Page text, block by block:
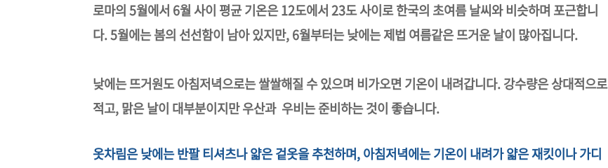
로마의 5월에서 6월 사이 평균 기온은 12도에서 23도 사이로 한국의 초여름 날씨와 비슷하며 포근합니
다. 5월에는 봄의 선선함이 남아 있지만, 6월부터는 낮에는 제법 여름같은 뜨거운 날이 많아집니다.
낮에는 뜨거원도 아침저녁으로는 쌀쌀해질 수 있으며 비가오면 기온이 내려갑니다. 강수량은 상대적으로
적고, 맑은 날이 대부분이지만 우산과 우비는 준비하는 것이 좋습니다.
옷차림은 낮에는 반팔 티셔츠나 얇은 겉옷을 추천하며, 아침저녁에는 기온이 내려가 얇은 재킷이나 가디